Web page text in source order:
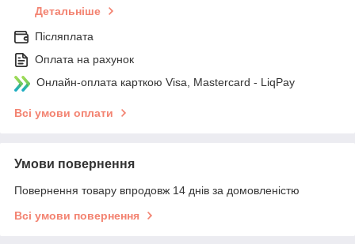
Детальніше
Післяплата
Оплата на рахунок
Онлайн-оплата карткою Visa, Mastercard - LiqPay
Всі умови оплати
Умови повернення
Повернення товару впродовж 14 днів за домовленістю
Всі умови повернення